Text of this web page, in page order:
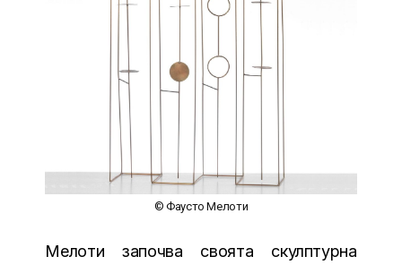
© Фаусто Мелоти
Мелоти започва своята скулптурна